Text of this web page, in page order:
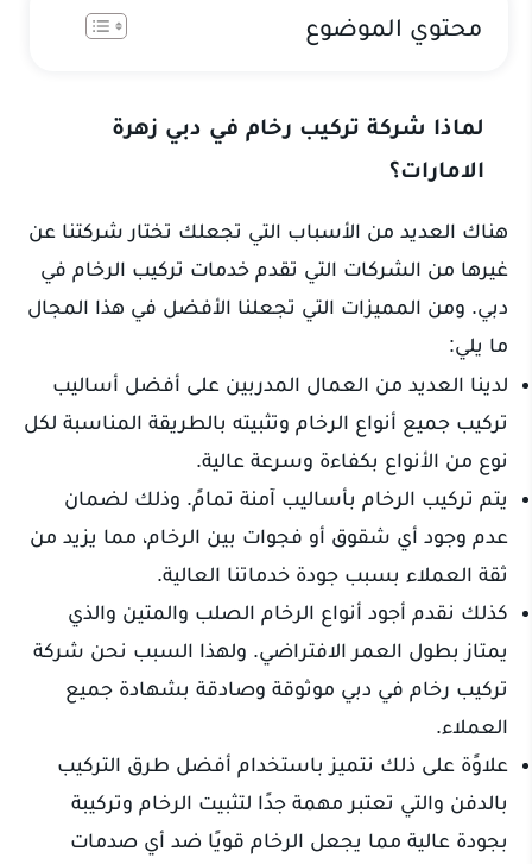
محتوي الموضوع
لماذا شركة تركيب رخام في دبي زهرة
الامارات؟
هناك العديد من الأسباب التي تجعلك تختار شركتنا عن
غيرها من الشركات التي تقدم خدمات تركيب الرخام في
دبي. ومن المميزات التي تجعلنا الأفضل في هذا المجال
ما يلي:
لدينا العديد من العمال المدربين على أفضل أساليب
تركيب جميع أنواع الرخام وتثبيته بالطريقة المناسبة لكل
نوع من الأنواع بكفاءة وسرعة عالية.
يتم تركيب الرخام بأساليب آمنة تمامً. وذلك لضمان
عدم وجود أي شقوق أو فجوات بين الرخام، مما يزيد من
ثقة العملاء بسبب جودة خدماتنا العالية.
كذلك نقدم أجود أنواع الرخام الصلب والمتين والذي
يمتاز بطول العمر الافتراضي. ولهذا السبب نحن شركة
تركيب رخام في دبي موثوقة وصادقة بشهادة جميع
العملاء.
علاوًة على ذلك نتميز باستخدام أفضل طرق التركيب
بالدفن والتي تعتبر مهمة جدًا لتثبيت الرخام وتركيبة
بجودة عالية مما يجعل الرخام قويًا ضد أي صدمات